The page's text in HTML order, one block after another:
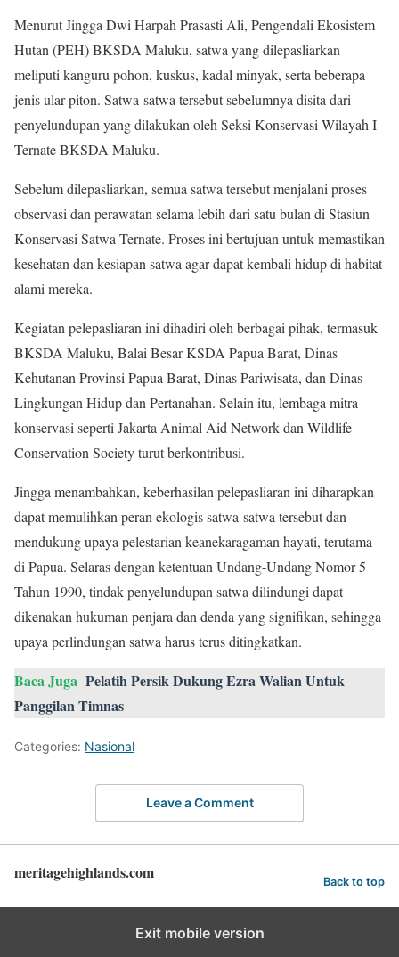
Menurut Jingga Dwi Harpah Prasasti Ali, Pengendali Ekosistem
Hutan (PEH) BKSDA Maluku, satwa yang dilepasliarkan
meliputi kanguru pohon, kuskus, kadal minyak, serta beberapa
jenis ular piton. Satwa-satwa tersebut sebelumnya disita dari
penyelundupan yang dilakukan oleh Seksi Konservasi Wilayah I
Ternate BKSDA Maluku.
Sebelum dilepasliarkan, semua satwa tersebut menjalani proses
observasi dan perawatan selama lebih dari satu bulan di Stasiun
Konservasi Satwa Ternate. Proses ini bertujuan untuk memastikan
kesehatan dan kesiapan satwa agar dapat kembali hidup di habitat
alami mereka.
Kegiatan pelepasliaran ini dihadiri oleh berbagai pihak, termasuk
BKSDA Maluku, Balai Besar KSDA Papua Barat, Dinas
Kehutanan Provinsi Papua Barat, Dinas Pariwisata, dan Dinas
Lingkungan Hidup dan Pertanahan. Selain itu, lembaga mitra
konservasi seperti Jakarta Animal Aid Network dan Wildlife
Conservation Society turut berkontribusi.
Jingga menambahkan, keberhasilan pelepasliaran ini diharapkan
dapat memulihkan peran ekologis satwa-satwa tersebut dan
mendukung upaya pelestarian keanekaragaman hayati, terutama
di Papua. Selaras dengan ketentuan Undang-Undang Nomor 5
Tahun 1990, tindak penyelundupan satwa dilindungi dapat
dikenakan hukuman penjara dan denda yang signifikan, sehingga
upaya perlindungan satwa harus terus ditingkatkan.
Baca Juga Pelatih Persik Dukung Ezra Walian Untuk
Panggilan Timnas
Categories: Nasional
Leave a Comment
meritagehighlands.com Back to top
Exit mobile version